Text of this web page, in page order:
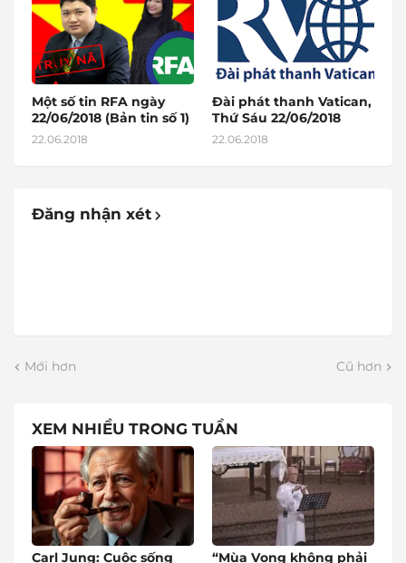
Một số tin RFA ngày
22/06/2018 (Bản tin số 1)
22.06.2018
Đài phát thanh Vatican,
Thứ Sáu 22/06/2018
22.06.2018
Đăng nhận xét
Mới hơn Cũ hơn
XEM NHIỀU TRONG TUẦN
Carl Jung: Cuộc sống “Mùa Vọng không phải